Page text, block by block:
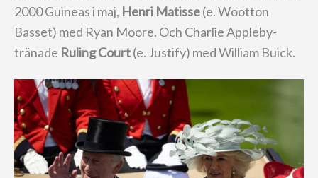
2000 Guineas i maj, Henri Matisse(e. Wootton
Basset) med Ryan Moore. Och Charlie Appleby-
tränade Ruling Court(e. Justify) med William Buick.